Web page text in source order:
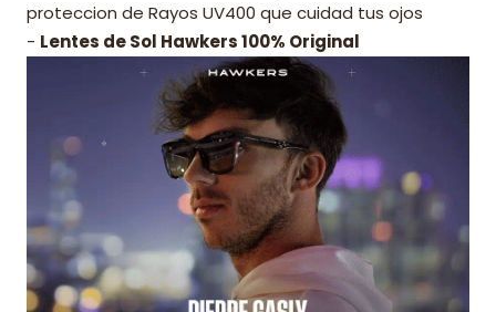
proteccion de Rayos UV400 que cuidad tus ojos
- Lentes de Sol Hawkers 100% Original